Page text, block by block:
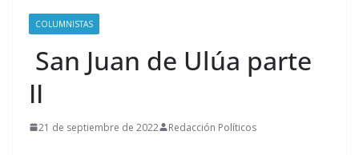
COLUMNISTAS
San Juan de Ulúa parte
II
21 de septiembre de 2022 Redacción Políticos